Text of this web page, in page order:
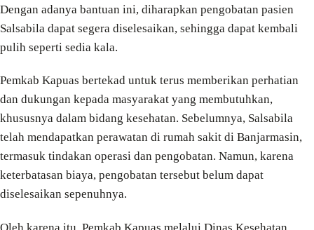
Dengan adanya bantuan ini, diharapkan pengobatan pasien
Salsabila dapat segera diselesaikan, sehingga dapat kembali
pulih seperti sedia kala.
Pemkab Kapuas bertekad untuk terus memberikan perhatian
dan dukungan kepada masyarakat yang membutuhkan,
khususnya dalam bidang kesehatan. Sebelumnya, Salsabila
telah mendapatkan perawatan di rumah sakit di Banjarmasin,
termasuk tindakan operasi dan pengobatan. Namun, karena
keterbatasan biaya, pengobatan tersebut belum dapat
diselesaikan sepenuhnya.
Oleh karena itu, Pemkab Kapuas melalui Dinas Kesehatan